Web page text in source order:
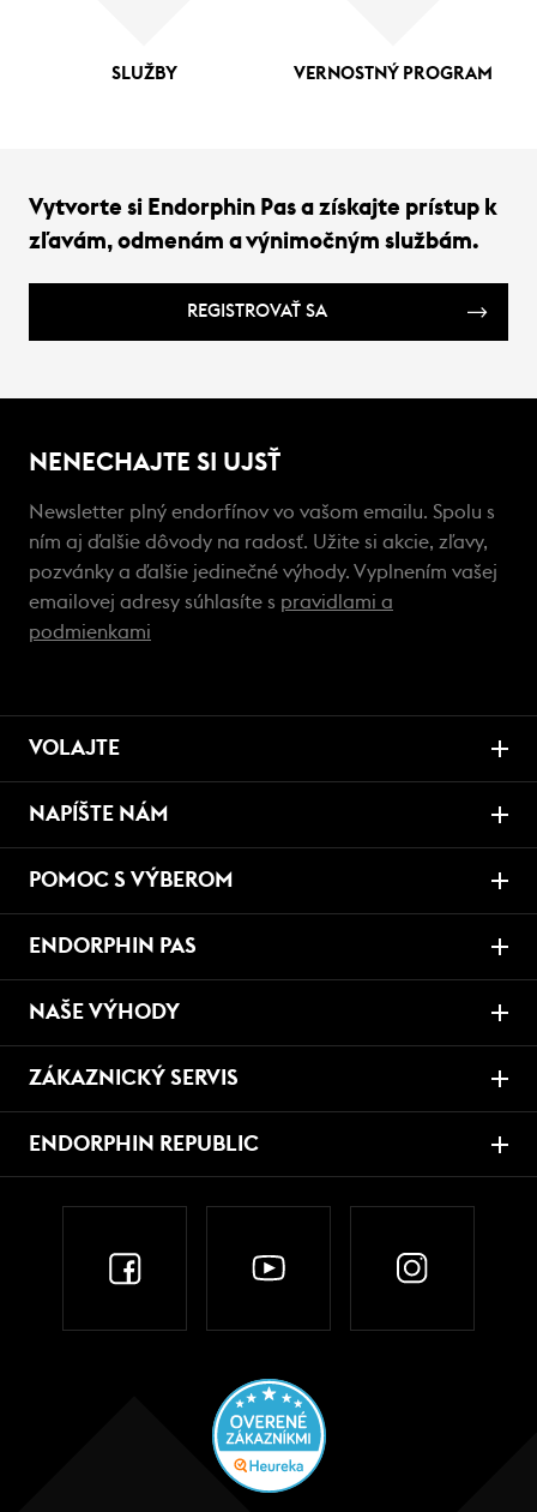
SLUŽBY VERNOSTNÝ PROGRAM
Vytvorte si Endorphin Pas a získajte prístup k
zľavám, odmenám a výnimočným službám.
REGISTROVAŤ SA
NENECHAJTE SI UJSŤ
Newsletter plný endorfínov vo vašom emailu. Spolu s
ním aj ďalšie dôvody na radosť. Užite si akcie, zľavy,
pozvánky a ďalšie jedinečné výhody. Vyplnením vašej
emailovej adresy súhlasíte s pravidlami a
podmienkami
VOLAJTE
NAPÍŠTE NÁM
POMOC S VÝBEROM
ENDORPHIN PAS
NAŠE VÝHODY
ZÁKAZNICKÝ SERVIS
ENDORPHIN REPUBLIC